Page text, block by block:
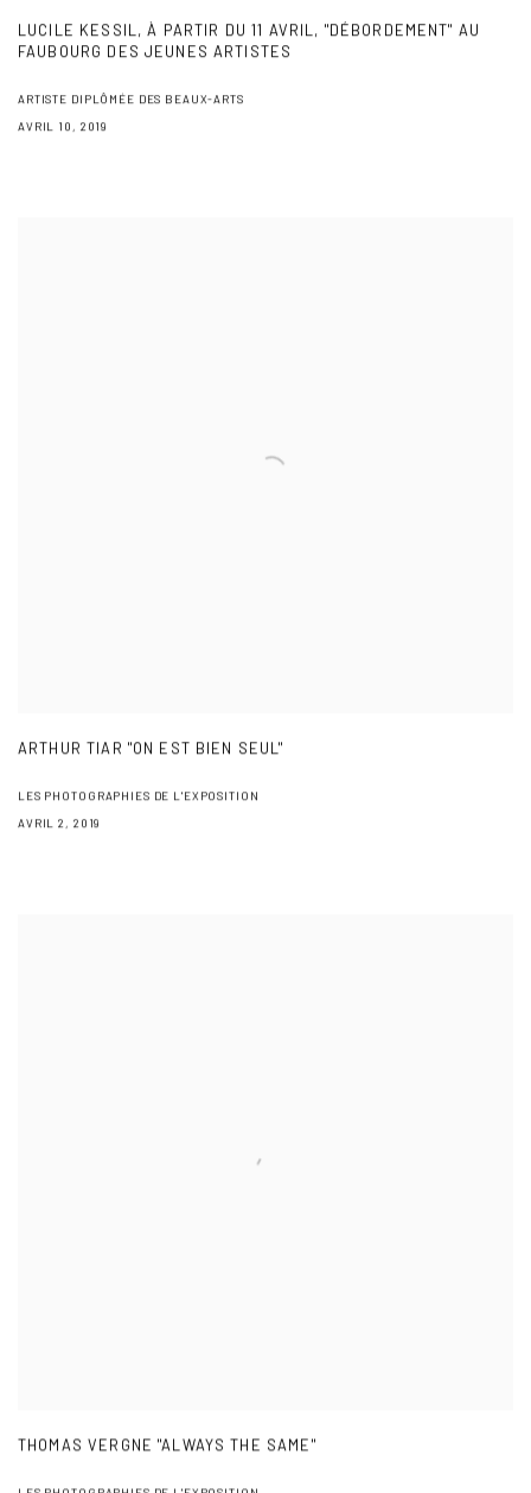
LUCILE KESSIL, À PARTIR DU 11 AVRIL, "DÉBORDEMENT" AU
FAUBOURG DES JEUNES ARTISTES
ARTISTE DIPLÔMÉE DES BEAUX-ARTS
AVRIL 10, 2019
ARTHUR TIAR "ON EST BIEN SEUL"
LES PHOTOGRAPHIES DE L'EXPOSITION
AVRIL 2, 2019
THOMAS VERGNE "ALWAYS THE SAME"